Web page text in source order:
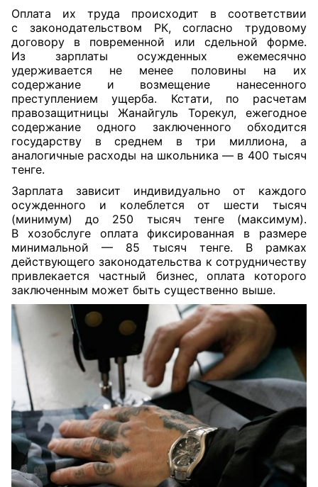
Оплата их труда происходит в соответствии
с законодательством РК, согласно трудовому
договору в повременной или сдельной форме.
Из зарплаты осужденных ежемесячно
удерживается не менее половины на их
содержание и возмещение нанесенного
преступлением ущерба. Кстати, по расчетам
правозащитницы Жанайгуль Торекул, ежегодное
содержание одного заключенного обходится
государству в среднем в три миллиона, а
аналогичные расходы на школьника — в 400 тысяч
тенге.
Зарплата зависит индивидуально от каждого
осужденного и колеблется от шести тысяч
(минимум) до 250 тысяч тенге (максимум).
В хозобслуге оплата фиксированная в размере
минимальной — 85 тысяч тенге. В рамках
действующего законодательства к сотрудничеству
привлекается частный бизнес, оплата которого
заключенным может быть существенно выше.